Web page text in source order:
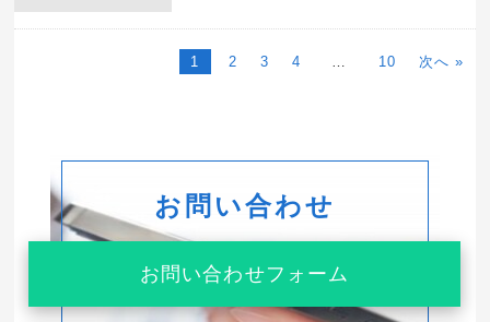
1 2 3 4 10 次へ »
お問い合わせ
お問い合わせフォーム